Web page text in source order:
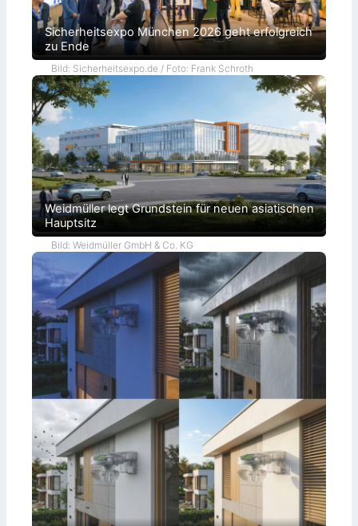
Sicherheitsexpo München 2026 geht erfolgreich
zu Ende
Bild: Sicherheitsexpo.de / Foto: Frank Schroth
Weidmüller legt Grundstein für neuen asiatischen
Hauptsitz
Bild: Weidmüller GmbH & Co. KG